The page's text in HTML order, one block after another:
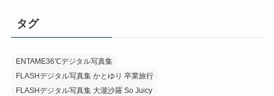
タグ
ENTAME36℃デジタル写真集
FLASHデジタル写真集 かとゆり 卒業旅行
FLASHデジタル写真集 大瀧沙羅 So Juicy